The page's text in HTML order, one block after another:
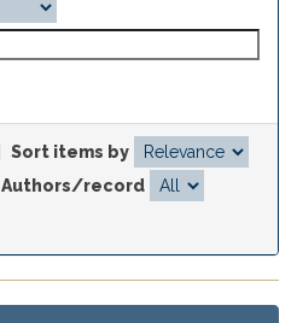
Sort items by
Authors/record